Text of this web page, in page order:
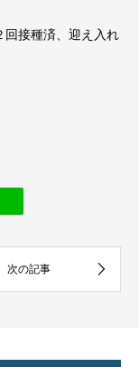
回接種済、迎え入れ